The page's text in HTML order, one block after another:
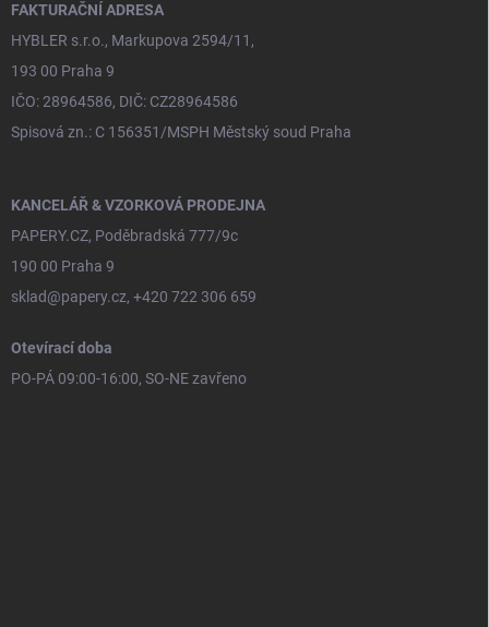
FAKTURAČNÍ ADRESA
HYBLER s.r.o., Markupova 2594/11,
193 00 Praha 9
IČO: 28964586, DIČ: CZ28964586
Spisová zn.: C 156351/MSPH Městský soud Praha
KANCELÁŘ & VZORKOVÁ PRODEJNA
PAPERY.CZ, Poděbradská 777/9c
190 00 Praha 9
sklad@papery.cz, +420 722 306 659
Otevírací doba
PO-PÁ 09:00-16:00, SO-NE zavřeno